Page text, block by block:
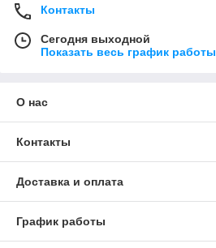
Контакты
Сегодня выходной
Показать весь график работы
О нас
Контакты
Доставка и оплата
График работы